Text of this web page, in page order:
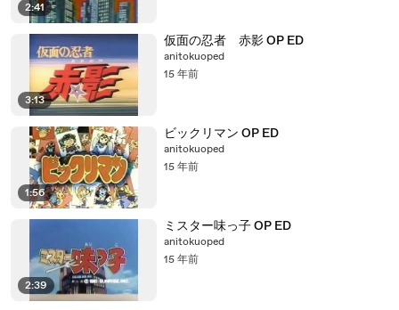
2:41
3:13
仮面の忍者 赤影 OP ED
anitokuoped
15 年前
1:56
ビックリマン OP ED
anitokuoped
15 年前
2:39
ミスター味っ子 OP ED
anitokuoped
15 年前